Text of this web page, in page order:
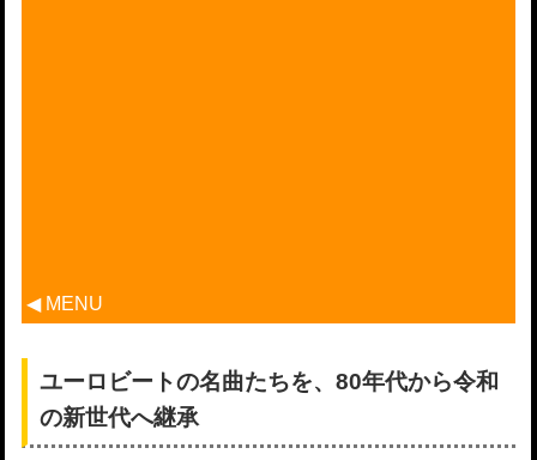
◀ MENU
ユーロビートの名曲たちを、80年代から令和
の新世代へ継承